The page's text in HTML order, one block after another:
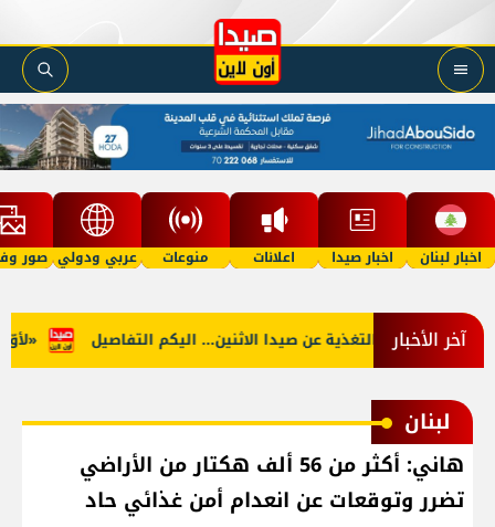
اخبار لبنان اخبار صيدا اعلانات منوعات عربي ودولي صور
آخر الأخبار «لأوّل توقف التغذية عن صيدا الاثنين... اليكم التفاصيل
لبنان
هاني: أكثر من 56 ألف هكتار من الأراضي
تضرر وتوقعات عن انعدام أمن غذائي حاد